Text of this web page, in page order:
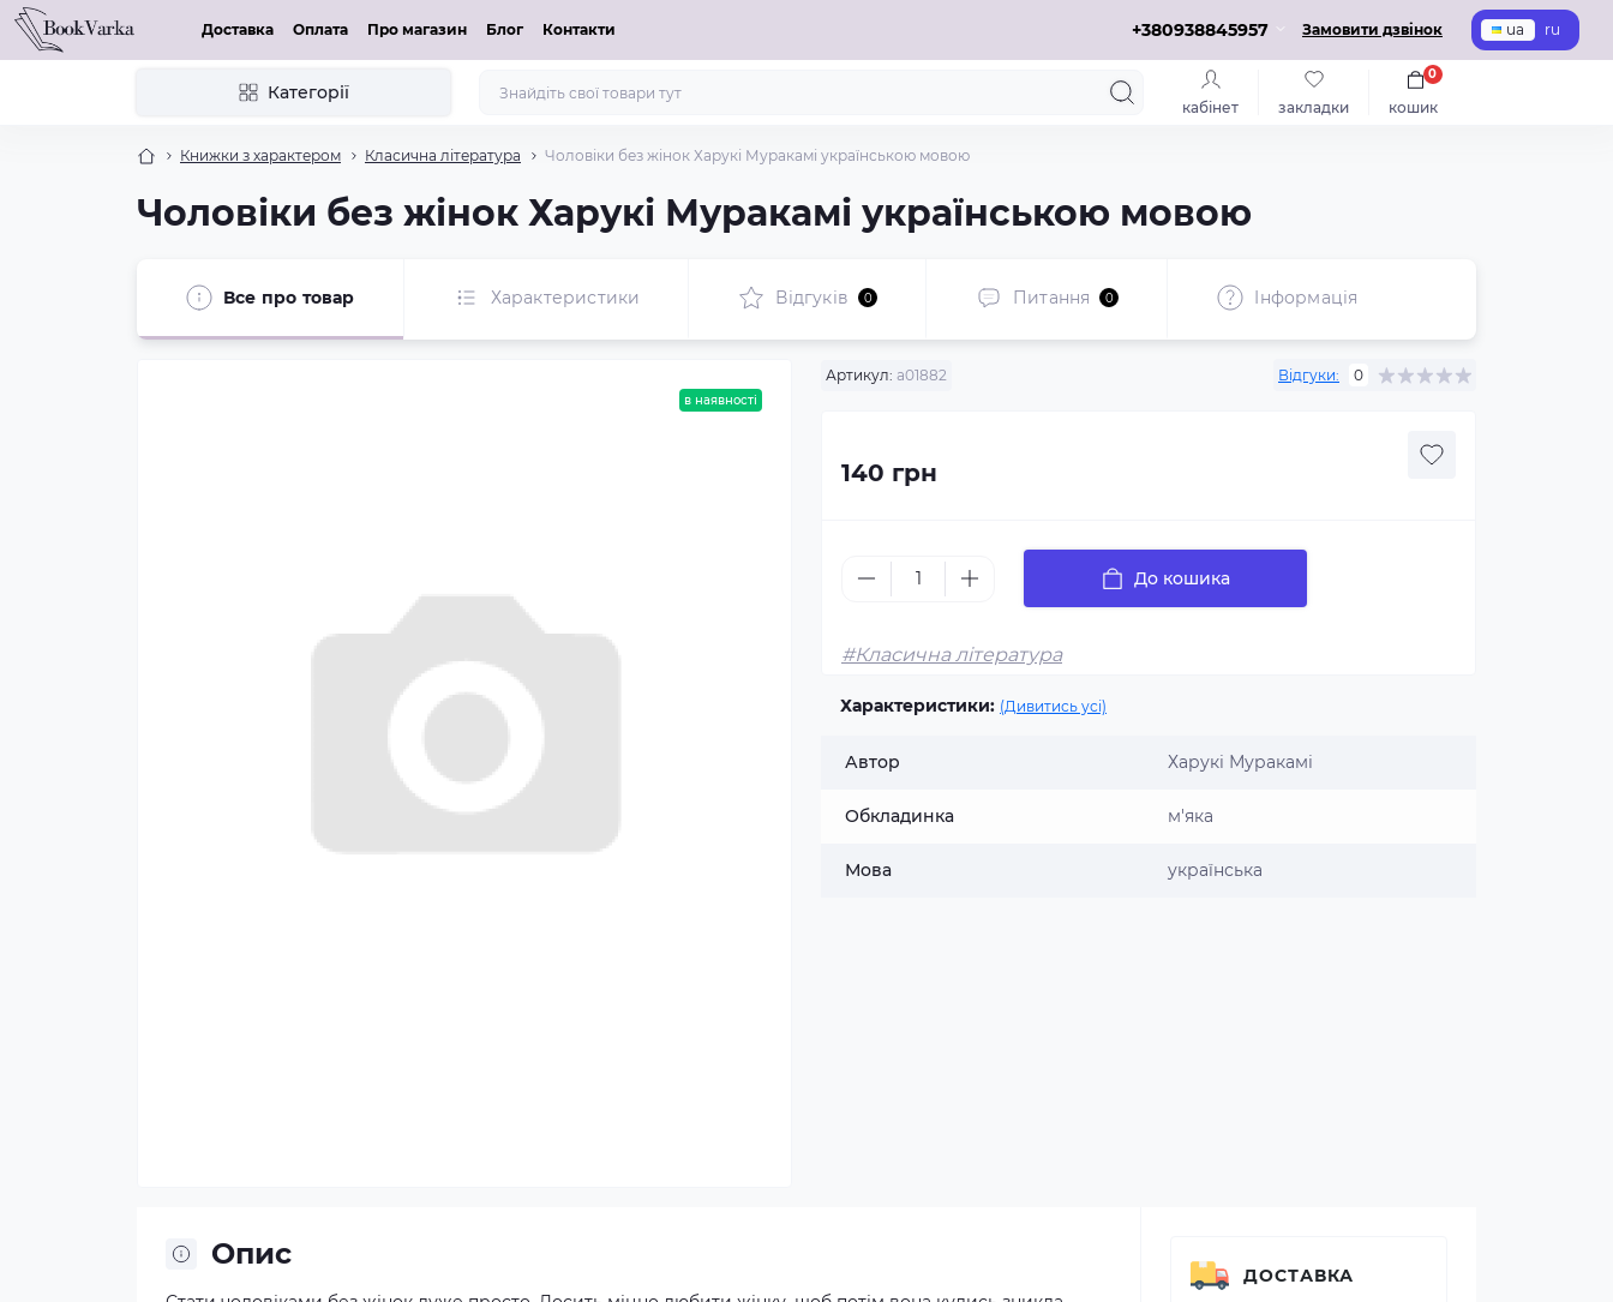
Доставка Оплата Про магазин Блог Контакти +380938845957 Замовити дзвінок ua ru
Категорії
кабінет закладки кошик
0
Книжки з характером Класична література Чоловіки без жінок Харукі Муракамі українською мовою
Чоловіки без жінок Харукі Муракамі українською мовою
Все про товар Характеристики Відгуків 0 Питання 0 Iнформація
в наявності
Артикул: a01882 Відгуки: 0
140 грн
До кошика
#Класична література
Характеристики: (Дивитись усі)
Автор Харукі Муракамі
Обкладинка м'яка
Мова українська
Опис
ДОСТАВКА